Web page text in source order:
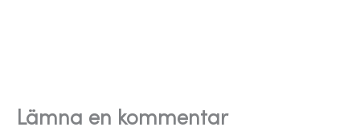
Lämna en kommentar